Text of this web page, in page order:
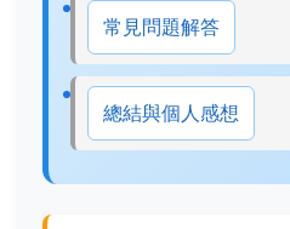
常見問題解答
總結與個人感想